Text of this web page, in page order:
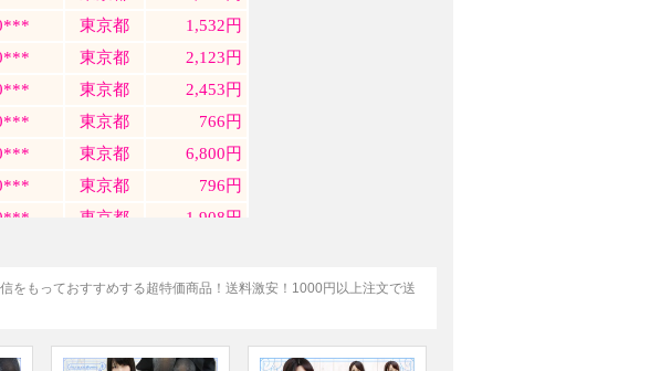
をもっておすすめする超特価商品！送料激安！1000円以上注文で送